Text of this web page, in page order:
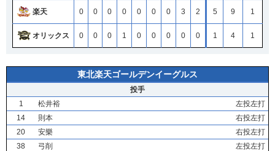
楽天 0 0 0 0 0 0 0 3 2 5 9 1
オリックス 0 0 0 1 0 0 0 0 0 1 4 1
東北楽天ゴールデンイーグルス
投手
1
松井裕
左投左打
14
則本
右投左打
20
安樂
右投左打
38
弓削
左投左打